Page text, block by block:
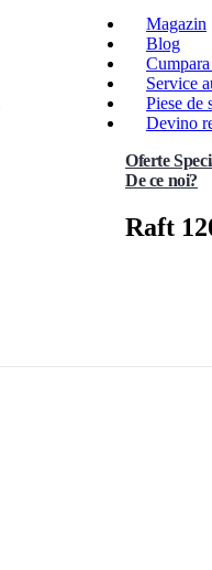
Magazin
Blog
Service
Piese de
Devino
Oferte
De ce noi?
Raft